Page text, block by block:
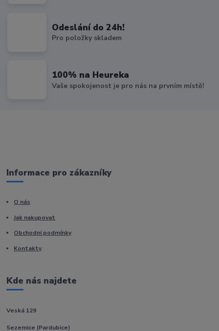
Odeslání do 24h!
Pro položky skladem
100% na Heureka
Vaše spokojenost je pro nás na prvním místě!
Informace pro zákazníky
O nás
Jak nakupovat
Obchodní podmínky
Kontakty
Kde nás najdete
Veská 129
Sezemice (Pardubice)